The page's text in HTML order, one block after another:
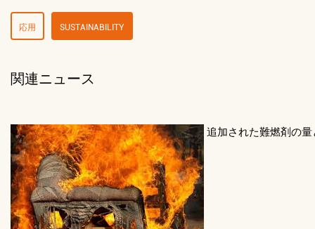
応用 SUSTAINABILITY
関連ニュース
追加された難燃剤の